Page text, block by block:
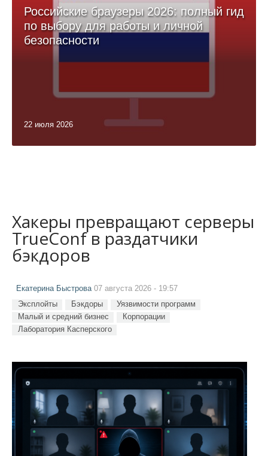
Российские браузеры 2026: полный гид
по выбору для работы и личной
безопасности
22 июля 2026
Хакеры превращают серверы
TrueConf в раздатчики
бэкдоров
Екатерина Быстрова07 августа 2026 - 19:57
Эксплойты Бэкдоры
Уязвимости программ
Малый и средний бизнес
Корпорации
Лаборатория Касперского